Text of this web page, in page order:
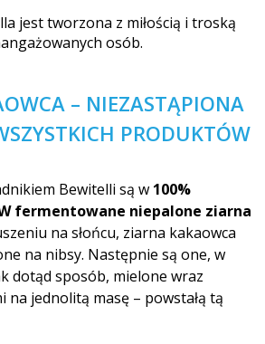
jest tworzona z miłością i troską
o­sób.
– NIEZASTĄPIONA
PRODUKTÓW
Bewitelli są w 100%
fermentowane niepalone ziarna
na słońcu, ziarna kakaowca
na nibsy. Następnie są one, w
dotąd sposób, mielone wraz
na jednolitą masę – powstałą tą